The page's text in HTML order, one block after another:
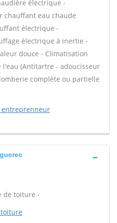
électrique -
chauffant eau chaude
électrique -
électrique à inertie -
douce - Climatisation
(Antitartre - adoucisseur
complète ou partielle
entreprenneur
de toiture -